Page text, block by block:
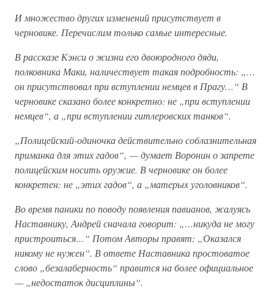
И множество других изменений присутствует в
черновике. Перечислим только самые интересные.
В рассказе Кэнси о жизни его двоюродного дяди,
полковника Маки, наличествует такая подробность: „…
он присутствовал при вступлении немцев в Прагу…“ В
черновике сказано более конкретно: не „при вступлении
немцев“, а „при вступлении гитлеровских танков“.
„Полицейский-одиночка действительно соблазнительная
приманка для этих гадов“, — думает Воронин о запрете
полицейским носить оружие. В черновике он более
конкретен: не „этих гадов“, а „матерых уголовников“.
Во время паники по поводу появления павианов, жалуясь
Наставнику, Андрей сначала говорит: „…никуда не могу
пристроиться…“ Потом Авторы правят: „Оказался
никому не нужен“. В ответе Наставника простоватое
слово „безалаберность“ правится на более официальное
— „недостаток дисциплины“.